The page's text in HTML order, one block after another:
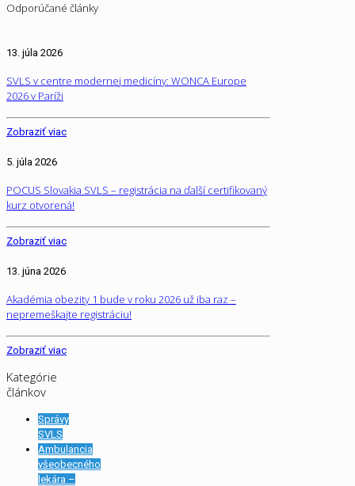
Odporúčané články
13. júla 2026
SVLS v centre modernej medicíny: WONCA Europe
2026 v Paríži
Zobraziť viac
5. júla 2026
POCUS Slovakia SVLS – registrácia na ďalší certifikovaný
kurz otvorená!
Zobraziť viac
13. júna 2026
Akadémia obezity 1 bude v roku 2026 už iba raz –
nepremeškajte registráciu!
Zobraziť viac
Kategórie
článkov
Správy
SVLS
Ambulancia
všeobecného
lekára –